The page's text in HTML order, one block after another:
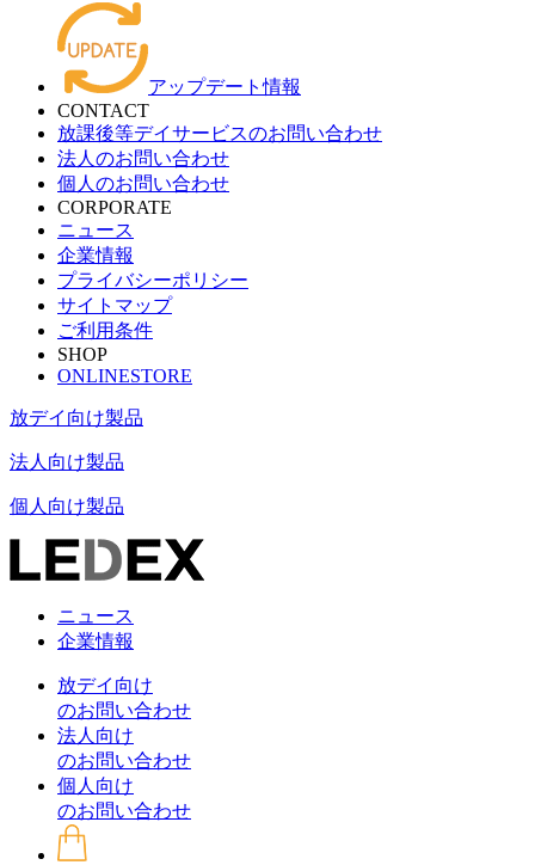
アップデート情報
CONTACT
放課後等デイサービスのお問い合わせ
法人のお問い合わせ
個人のお問い合わせ
CORPORATE
ニュース
企業情報
プライバシーポリシー
サイトマップ
ご利用条件
SHOP
ONLINESTORE
放デイ向け製品
法人向け製品
個人向け製品
ニュース
企業情報
放デイ向け
のお問い合わせ
法人向け
のお問い合わせ
個人向け
のお問い合わせ